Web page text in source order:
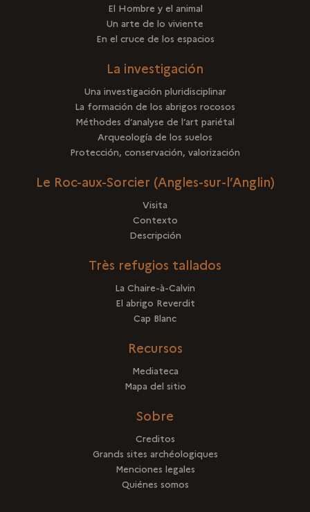
El Hombre y el animal
Un arte de lo viviente
En el cruce de los espacios
La investigación
Una investigación pluridisciplinar
La formación de los abrigos rocosos
Méthodes d’analyse de l’art pariétal
Arqueología de los suelos
Protección, conservación, valorización
Le Roc-aux-Sorcier (Angles-sur-l’Anglin)
Visita
Contexto
Descripción
Très refugios tallados
La Chaire-à-Calvin
El abrigo Reverdit
Cap Blanc
Recursos
Mediateca
Mapa del sitio
Sobre
Creditos
Grands sites archéologiques
Menciones legales
Quiénes somos